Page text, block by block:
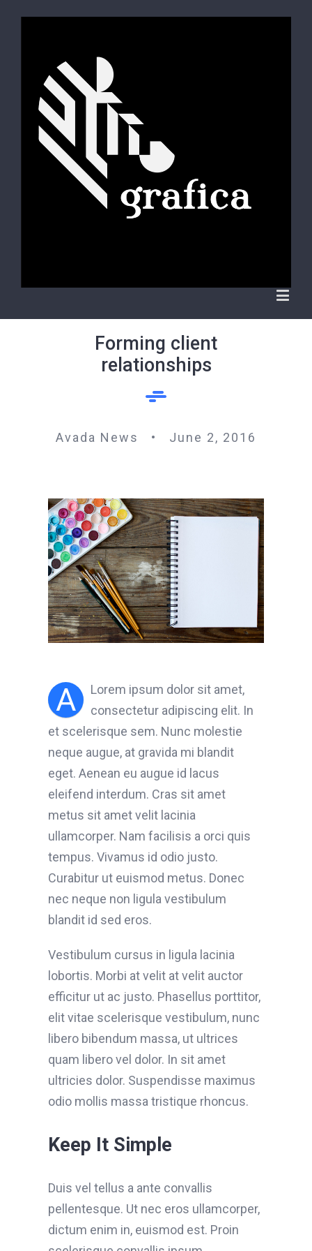
Forming client
relationships
Avada News • June 2, 2016
A
Lorem ipsum dolor sit amet,
consectetur adipiscing elit. In
et scelerisque sem. Nunc molestie
neque augue, at gravida mi blandit
eget. Aenean eu augue id lacus
eleifend interdum. Cras sit amet
metus sit amet velit lacinia
ullamcorper. Nam facilisis a orci quis
tempus. Vivamus id odio justo.
Curabitur ut euismod metus. Donec
nec neque non ligula vestibulum
blandit id sed eros.
Vestibulum cursus in ligula lacinia
lobortis. Morbi at velit at velit auctor
efficitur ut ac justo. Phasellus porttitor,
elit vitae scelerisque vestibulum, nunc
libero bibendum massa, ut ultrices
quam libero vel dolor. In sit amet
ultricies dolor. Suspendisse maximus
odio mollis massa tristique rhoncus.
Keep It Simple
Duis vel tellus a ante convallis
pellentesque. Ut nec eros ullamcorper,
dictum enim in, euismod est. Proin